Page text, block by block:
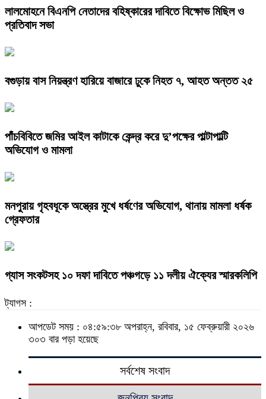
লালমোহনে বিএনপি নেতাদের বহিষ্কারের দাবিতে বিক্ষোভ মিছিল ও
প্রতিবাদ সভা
বগুড়ায় বাস নিয়ন্ত্রণ হারিয়ে বাজারে ঢুকে নিহত ৭, আহত অন্তত ২৫
পাঁচবিবিতে জমির আইল কাটাকে কেন্দ্র করে দু’পক্ষের পাল্টাপাল্টি
অভিযোগ ও মামলা
মনপুরায় গৃহবধূকে অস্ত্রের মুখে ধর্ষণের অভিযোগ, থানায় মামলা ধর্ষক
গ্রেফতার
গ্যাস সংকটসহ ১০ দফা দাবিতে পঞ্চগড়ে ১১ দলীয় ঐক্যের স্মারকলিপি
ট্যাগস :
আপডেট সময় : ০৪:৫৯:৩৮ অপরাহ্ন, রবিবার, ১৫ ফেব্রুয়ারী ২০২৬
৩০৩ বার পড়া হয়েছে
সর্বশেষ সংবাদ